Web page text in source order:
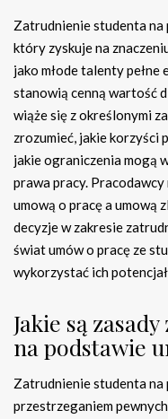
Zatrudnienie studenta
który zyskuje na
jako młode talenty pełne
stanowią cenną wartość
wiąże się z określonymi
zrozumieć, jakie korzyści
jakie ograniczenia mogą
prawa pracy.
umową o pracę a umową
decyzje w zakresie
świat umów o pracę ze
wykorzystać ich
Jakie są
na podstawie
Zatrudnienie studenta na
przestrzeganiem